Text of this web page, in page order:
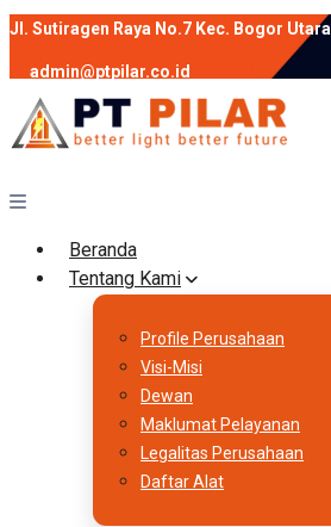
Jl. Sutiragen Raya No.7 Kec. Bogor Utara
admin@ptpilar.co.id
+62 812-9080-0020
instagram facebook
Follow :
Beranda
Tentang Kami
Profile Perusahaan
Visi-Misi
Dewan
Maklumat Pelayanan
Legalitas Perusahaan
Daftar Alat